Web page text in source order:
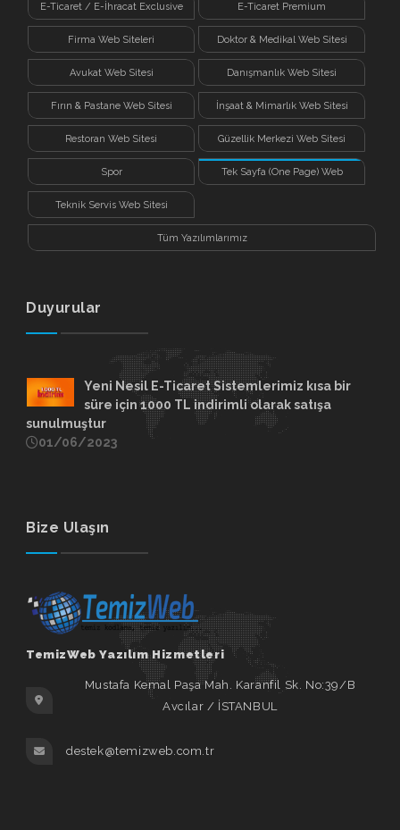
E-Ticaret / E-İhracat Exclusive E-Ticaret Premium
Firma Web Siteleri Doktor & Medikal Web Sitesi
Avukat Web Sitesi Danışmanlık Web Sitesi
Fırın & Pastane Web Sitesi İnşaat & Mimarlık Web Sitesi
Restoran Web Sitesi Güzellik Merkezi Web Sitesi
Spor Tek Sayfa (One Page) Web
Teknik Servis Web Sitesi
Tüm Yazılımlarımız
Duyurular
Yeni Nesil E-Ticaret Sistemlerimiz kısa bir
süre için 1000 TL indirimli olarak satışa
sunulmuştur
01/06/2023
Bize Ulaşın
TemizWeb Yazılım Hizmetleri
Mustafa Kemal Paşa Mah. Karanfil Sk. No:39/B
Avcılar / İSTANBUL
destek@temizweb.com.tr